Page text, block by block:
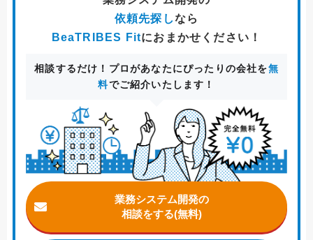
依頼先探しなら
BeaTRIBES Fitにおまかせください！
相談するだけ！プロがあなたにぴったりの会社を無
料でご紹介いたします！
業務システム開発の
相談をする(無料)